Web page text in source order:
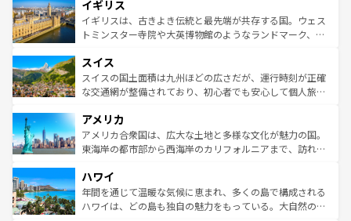
いる。シャンパンの発祥地であるランス、プロヴァンスの
香り高いラベンダー畑など、多彩な楽しみ方が可能だ。さ
らに、パリ以外の地域にも魅力が溢れており、どの街角に
れる地方に足を運ぶとそれぞれで全く異なる文化を体験で
きるだろう。 なお、新着のフランス情報はコンテンツ一覧
を参照してほしい。
顔を持つこの国は、どこを歩いても飽きることがない。ベ
ルリンの文化的活気、バイエルン州のアルプスの絶景、そ
してライン川沿いのワイン畑といった風景は必見。ビール
は、お酒好きな人にはぜひ体験してほしい。 なお、新着の
ドイツ情報はコンテンツ一覧を参照してほしい。
イギリス
イギリスは、古きよき伝統と最先端が共存する国。ウェス
トミンスター寺院や大英博物館のようなランドマーク、歴
リアごとに異なる魅力がある。また、優雅なアフタヌーン
ティー、ビール好きにはたまらない英国パブ、サッカー観
戦など、本場だからこそできる体験も豊富。イギリスを旅
ンツ一覧を参照してほしい。
スイス
スイスの国土面積は九州ほどの広さだが、運行時刻が正確
な交通網が整備されており、初心者でも安心して個人旅行
の建物がそのまま残る町や、スイスならではのユニークな
博物館もあり、アルプス観光だけでなく町歩きも満喫する
ことができる。国民の所得が高いため物価も高いが、旅行
ば市内交通費無料で観光を楽しむこともできる。 なお、新
着のスイス情報はコンテンツ一覧 を参照してほしい。
アメリカ
アメリカ合衆国は、広大な土地と多様な文化が魅力の国。
東海岸の都市部から西海岸のカリフォルニアまで、訪れる
のような巨大都市は、観光、ショッピング、エンターテイ
ンメントが詰まった刺激的なスポットだ。一方、アメリカ
西部には大自然が広がり、グランドキャニオンやイエロー
ハワイ
年間を通じて温暖な気候に恵まれ、多くの島で構成される
ハワイは、どの島も独自の魅力をもっている。大自然の神